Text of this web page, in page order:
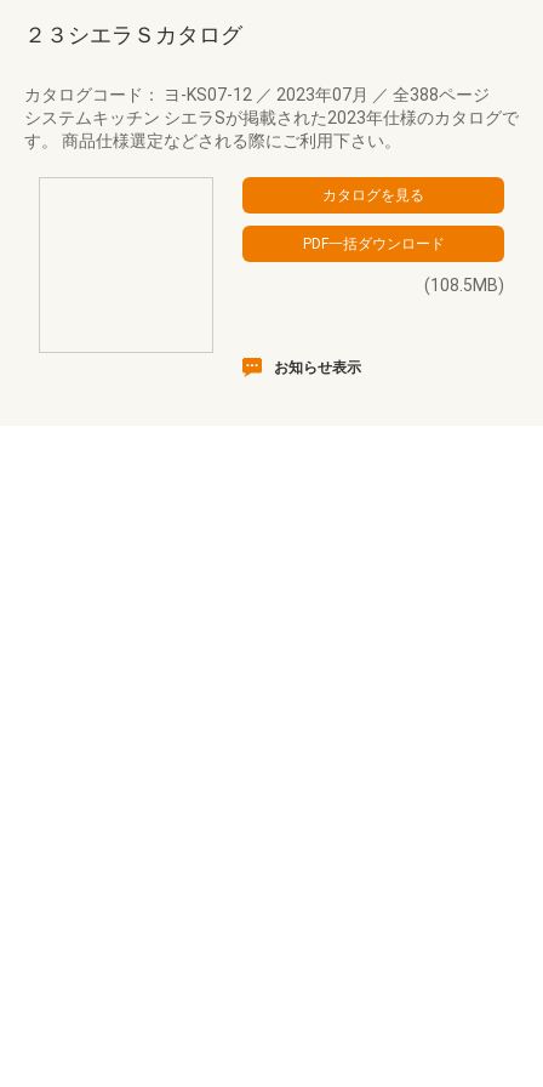
２３シエラＳカタログ
カタログコード： ヨ-KS07-12 ／ 2023年07月 ／ 全388ページ
システムキッチン シエラSが掲載された2023年仕様のカタログで
す。 商品仕様選定などされる際にご利用下さい。
(108.5MB)
お知らせ表示